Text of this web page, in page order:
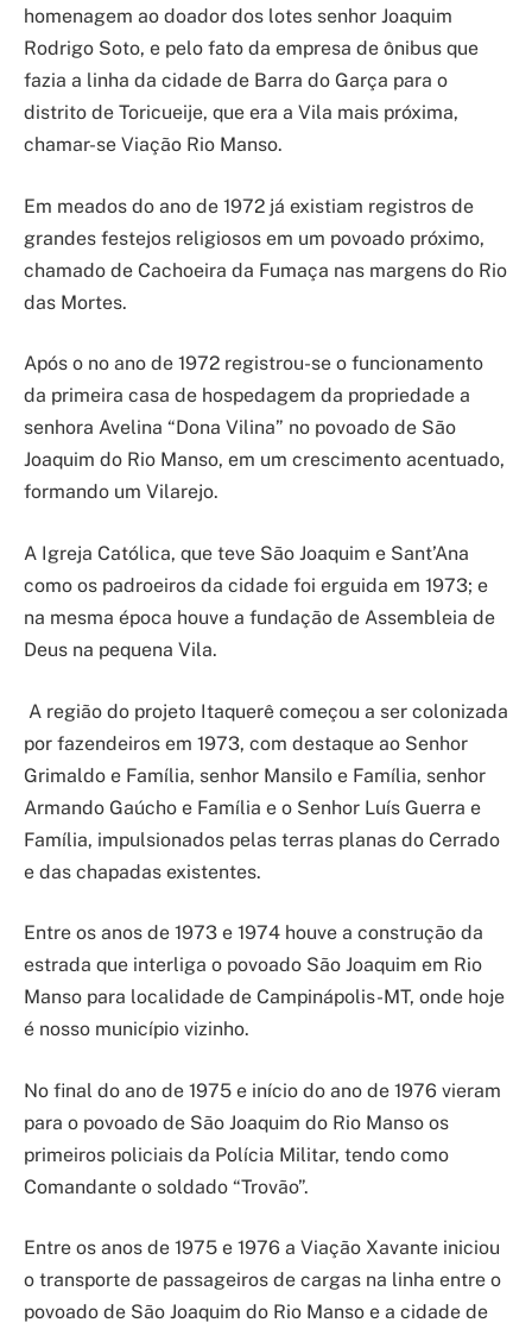
homenagem ao doador dos lotes senhor Joaquim
Rodrigo Soto, e pelo fato da empresa de ônibus que
fazia a linha da cidade de Barra do Garça para o
distrito de Toricueije, que era a Vila mais próxima,
chamar-se Viação Rio Manso.
Em meados do ano de 1972 já existiam registros de
grandes festejos religiosos em um povoado próximo,
chamado de Cachoeira da Fumaça nas margens do Rio
das Mortes.
Após o no ano de 1972 registrou-se o funcionamento
da primeira casa de hospedagem da propriedade a
senhora Avelina “Dona Vilina” no povoado de São
Joaquim do Rio Manso, em um crescimento acentuado,
formando um Vilarejo.
A Igreja Católica, que teve São Joaquim e Sant’Ana
como os padroeiros da cidade foi erguida em 1973; e
na mesma época houve a fundação de Assembleia de
Deus na pequena Vila.
A região do projeto Itaquerê começou a ser colonizada
por fazendeiros em 1973, com destaque ao Senhor
Grimaldo e Família, senhor Mansilo e Família, senhor
Armando Gaúcho e Família e o Senhor Luís Guerra e
Família, impulsionados pelas terras planas do Cerrado
e das chapadas existentes.
Entre os anos de 1973 e 1974 houve a construção da
estrada que interliga o povoado São Joaquim em Rio
Manso para localidade de Campinápolis-MT, onde hoje
é nosso município vizinho.
No final do ano de 1975 e início do ano de 1976 vieram
para o povoado de São Joaquim do Rio Manso os
primeiros policiais da Polícia Militar, tendo como
Comandante o soldado “Trovão”.
Entre os anos de 1975 e 1976 a Viação Xavante iniciou
o transporte de passageiros de cargas na linha entre o
povoado de São Joaquim do Rio Manso e a cidade de